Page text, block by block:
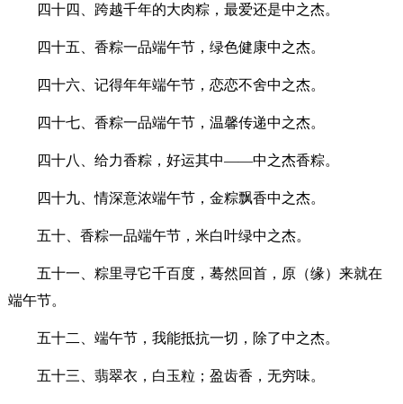
四十四、跨越千年的大肉粽，最爱还是中之杰。
四十五、香粽一品端午节，绿色健康中之杰。
四十六、记得年年端午节，恋恋不舍中之杰。
四十七、香粽一品端午节，温馨传递中之杰。
四十八、给力香粽，好运其中——中之杰香粽。
四十九、情深意浓端午节，金粽飘香中之杰。
五十、香粽一品端午节，米白叶绿中之杰。
五十一、粽里寻它千百度，蓦然回首，原（缘）来就在
端午节。
五十二、端午节，我能抵抗一切，除了中之杰。
五十三、翡翠衣，白玉粒；盈齿香，无穷味。